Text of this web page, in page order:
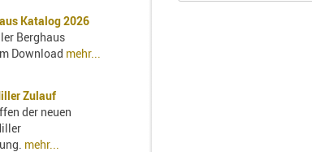
Katalog 2026
Berghaus
Download mehr...
Zulauf
der neuen
mehr...